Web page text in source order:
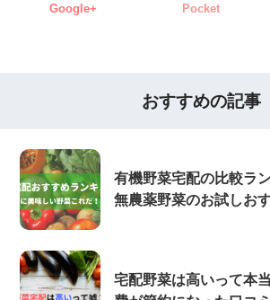
Google+ Pocket
おすすめの記事
有機野菜宅配の比較ラ
無農薬野菜のお試しお
宅配野菜は高いって本